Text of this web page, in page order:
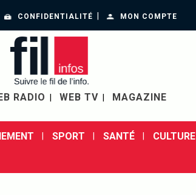
CONFIDENTIALITÉ MON COMPTE
RADIO WEB TV MAGAZINE
SPORT SANTÉ CULTURE